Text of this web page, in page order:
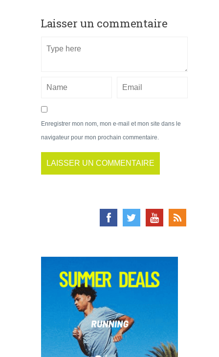
Laisser un commentaire
Enregistrer mon nom, mon e-mail et mon site dans le
navigateur pour mon prochain commentaire.